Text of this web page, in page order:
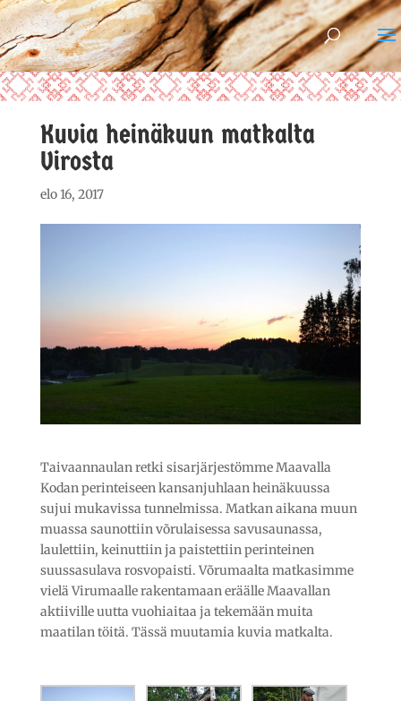
Kuvia heinäkuun matkalta
Virosta
elo 16, 2017
Taivaannaulan retki sisarjärjestömme Maavalla
Kodan perinteiseen kansanjuhlaan heinäkuussa
sujui mukavissa tunnelmissa. Matkan aikana muun
muassa saunottiin võrulaisessa savusaunassa,
laulettiin, keinuttiin ja paistettiin perinteinen
suussasulava rosvopaisti. Võrumaalta matkasimme
vielä Virumaalle rakentamaan eräälle Maavallan
aktiiville uutta vuohiaitaa ja tekemään muita
maatilan töitä. Tässä muutamia kuvia matkalta.